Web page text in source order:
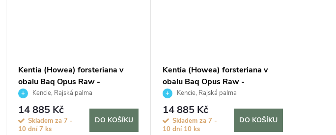
Kentia (Howea) forsteriana v
obalu Baq Opus Raw -
hydroponie, průměr 50 cm
Kencie, Rajská palma
14 885 Kč
Skladem za 7 -
10 dní7 ks
DO KOŠÍKU
Kentia (Howea) forsteriana v
obalu Baq Opus Raw -
hydroponie, průměr 50 cm
Kencie, Rajská palma
14 885 Kč
Skladem za 7 -
10 dní 10 ks
DO KOŠÍKU